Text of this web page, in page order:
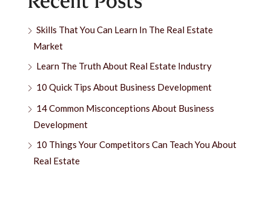
Skills That You Can Learn In The Real Estate
Market
Learn The Truth About Real Estate Industry
10 Quick Tips About Business Development
14 Common Misconceptions About Business
Development
10 Things Your Competitors Can Teach You About
Real Estate